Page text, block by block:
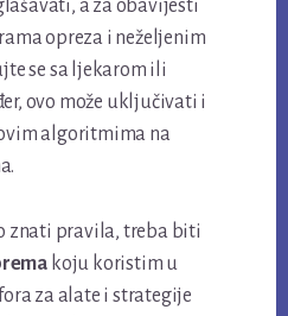
a za obavijesti
opreza i neželjenim
se sa ljekarom ili
ovo može uključivati i
algoritmima na
znati pravila, treba biti
koju koristim u
za alate i strategije